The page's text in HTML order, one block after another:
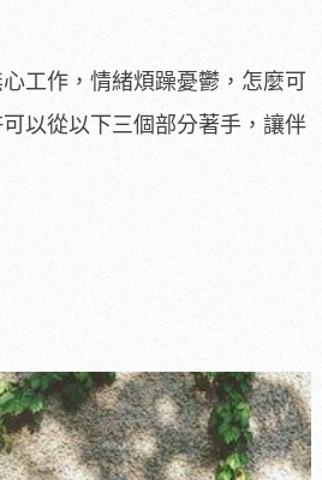
工作，情緒煩躁憂鬱，怎麼可
以從以下三個部分著手，讓伴